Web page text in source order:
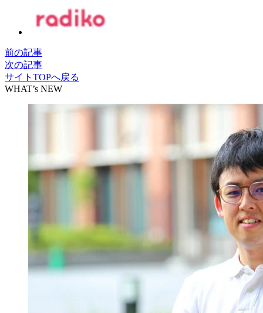
前の記事
次の記事
サイトTOPへ戻る
WHAT’s NEW